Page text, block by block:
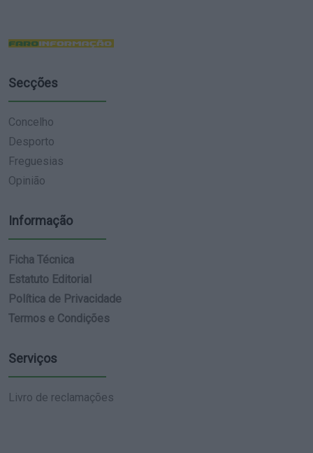
Secções
Concelho
Desporto
Freguesias
Opinião
Informação
Ficha Técnica
Estatuto Editorial
Política de Privacidade
Termos e Condições
Serviços
Livro de reclamações